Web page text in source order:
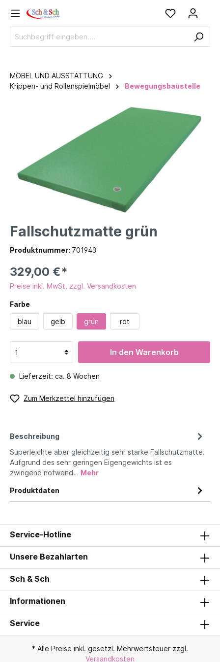
MÖBEL UND AUSSTATTUNG
Krippen- und Rollenspielmöbel
Bewegungsbaustelle
Fallschutzmatte grün
Produktnummer: 701943
329,00 €*
Preise inkl. MwSt. zzgl. Versandkosten
Farbe
blau gelb grün rot
In den Warenkorb
Lieferzeit: ca. 8 Wochen
Zum Merkzettel hinzufügen
Beschreibung
Superleichte aber gleichzeitig sehr starke Fallschutzmatte.
Aufgrund des sehr geringen Eigengewichts ist es
zwingend notwend… Mehr
Produktdaten
Service-Hotline
Unsere Bezahlarten
Sch & Sch
Informationen
Service
* Alle Preise inkl. gesetzl. Mehrwertsteuer zzgl.
Versandkosten